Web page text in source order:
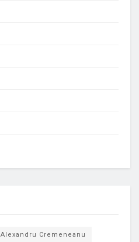
Alexandru Cremeneanu